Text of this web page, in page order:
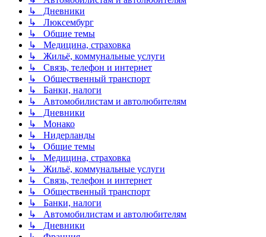
↳ Дневники
↳ Люксембург
↳ Общие темы
↳ Медицина, страховка
↳ Жильё, коммунальные услуги
↳ Связь, телефон и интернет
↳ Общественный транспорт
↳ Банки, налоги
↳ Автомобилистам и автолюбителям
↳ Дневники
↳ Монако
↳ Нидерланды
↳ Общие темы
↳ Медицина, страховка
↳ Жильё, коммунальные услуги
↳ Связь, телефон и интернет
↳ Общественный транспорт
↳ Банки, налоги
↳ Автомобилистам и автолюбителям
↳ Дневники